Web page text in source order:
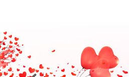
로그인l ID/PASS찾기l장바구니
한국조류원 커뮤니티 조류연구소
예약안내 실시간예약하기 예약조회 환불 및 유의사항